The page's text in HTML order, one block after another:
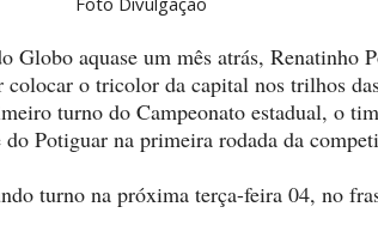
Globo aquase um mês atrás, Renatinho
colocar o tricolor da capital nos trilhos
turno do Campeonato estadual, o
Potiguar na primeira rodada da
turno na próxima terça-feira 04, no